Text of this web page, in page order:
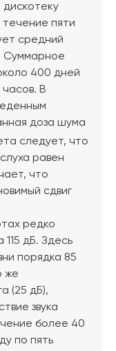
пяти
средний
Суммарное
400 дней
часов. В
доза шума
следует, что
равен
что
сдвиг
редко
115 дБ. Здесь
порядка 85
же
(25 дБ),
звука
более 40
по пять